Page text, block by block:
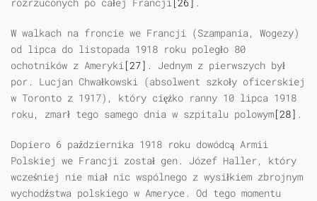
W walkach na froncie we Francji (Szampania, Wogezy)
od lipca do listopada 1918 roku poległo 80
ochotników z Ameryki[27] . Jednym z pierwszych był
por. Lucjan Chwałkowski (absolwent szkoły oficerskiej
w Toronto z 1917), który ciężko ranny 10 lipca 1918
roku, zmarł tego samego dnia w szpitalu polowym[28] .
Dopiero 6 października 1918 roku dowódcą Armii
Polskiej we Francji został gen. Józef Haller, który
wcześniej nie miał nic wspólnego z wysiłkiem zbrojnym
wychodźstwa polskiego w Ameryce. Od tego momentu